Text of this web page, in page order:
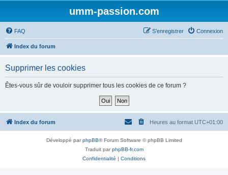
umm-passion.com
FAQ Connexion
S’enregistrer
Index du forum
Supprimer les cookies
Êtes-vous sûr de vouloir supprimer tous les cookies de ce forum ?
Index du forum Heures au format UTC+01:00
Développé parphpBB® Forum Software © phpBB Limited
Traduit parphpBB-fr.com
Confidentialité | Conditions